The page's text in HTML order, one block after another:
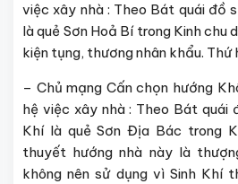
việc xây nhà : Theo Bát quái đồ
là quẻ Sơn Hoả Bí trong Kinh chu
kiện tụng, thương nhân khẩu. Thứ
– Chủ mạng Cấn chọn hướng
hệ việc xây nhà : Theo Bát quái
Khí là quẻ Sơn Địa Bác trong
thuyết hướng nhà này là
không nên sử dụng vì Sinh Khí